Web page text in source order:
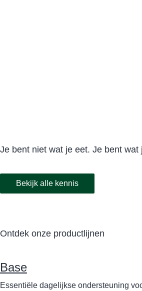
Je bent niet wat je eet. Je bent wat
Bekijk alle kennis
Ontdek onze productlijnen
Base
Essentiële dagelijkse ondersteuning